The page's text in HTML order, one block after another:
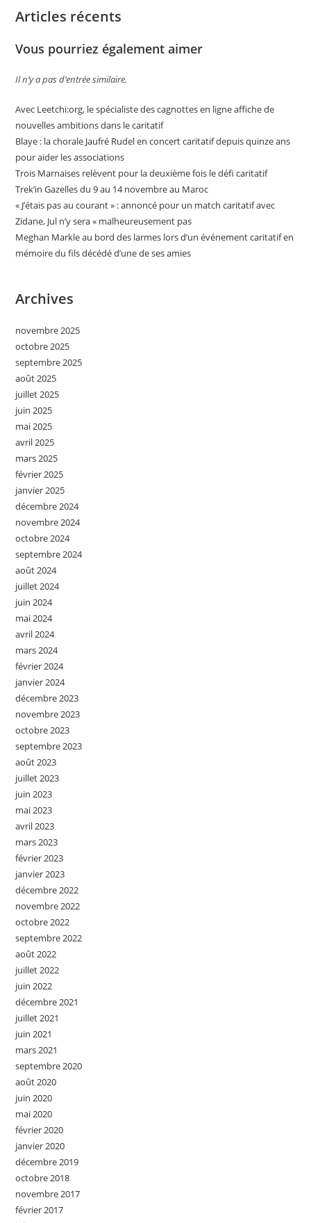
Articles récents
Vous pourriez également aimer
Il n’y a pas d’entrée similaire.
Avec Leetchi:org, le spécialiste des cagnottes en ligne affiche de
nouvelles ambitions dans le caritatif
Blaye : la chorale Jaufré Rudel en concert caritatif depuis quinze ans
pour aider les associations
Trois Marnaises relèvent pour la deuxième fois le défi caritatif
Trek’in Gazelles du 9 au 14 novembre au Maroc
« J’étais pas au courant » : annoncé pour un match caritatif avec
Zidane, Jul n’y sera « malheureusement pas
Meghan Markle au bord des larmes lors d’un événement caritatif en
mémoire du fils décédé d’une de ses amies
Archives
novembre 2025
octobre 2025
septembre 2025
août 2025
juillet 2025
juin 2025
mai 2025
avril 2025
mars 2025
février 2025
janvier 2025
décembre 2024
novembre 2024
octobre 2024
septembre 2024
août 2024
juillet 2024
juin 2024
mai 2024
avril 2024
mars 2024
février 2024
janvier 2024
décembre 2023
novembre 2023
octobre 2023
septembre 2023
août 2023
juillet 2023
juin 2023
mai 2023
avril 2023
mars 2023
février 2023
janvier 2023
décembre 2022
novembre 2022
octobre 2022
septembre 2022
août 2022
juillet 2022
juin 2022
décembre 2021
juillet 2021
juin 2021
mars 2021
septembre 2020
août 2020
juin 2020
mai 2020
février 2020
janvier 2020
décembre 2019
octobre 2018
novembre 2017
février 2017